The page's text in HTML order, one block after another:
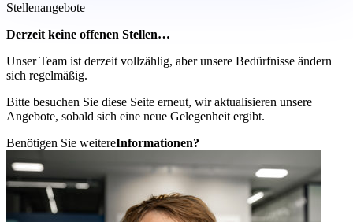
Stellenangebote
Derzeit keine offenen Stellen…
Unser Team ist derzeit vollzählig, aber unsere Bedürfnisse ändern
sich regelmäßig.
Bitte besuchen Sie diese Seite erneut, wir aktualisieren unsere
Angebote, sobald sich eine neue Gelegenheit ergibt.
Benötigen Sie weitereInformationen?